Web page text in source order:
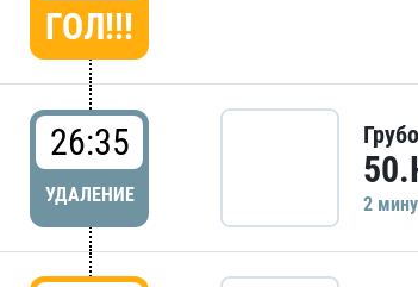
ГОЛ!!!
26:35
УДАЛЕНИЕ 2